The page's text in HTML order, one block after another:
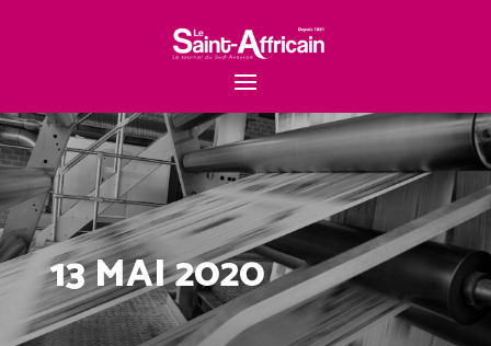
13 MAI 2020